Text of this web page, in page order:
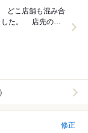
先の立
修正